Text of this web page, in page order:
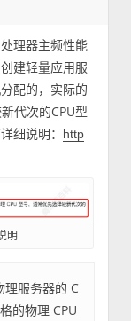
理器主频性能
建轻量应用服
配的，实际的
代次的CPU型
细说明：
http
明
理服务器的 C
的物理 CPU